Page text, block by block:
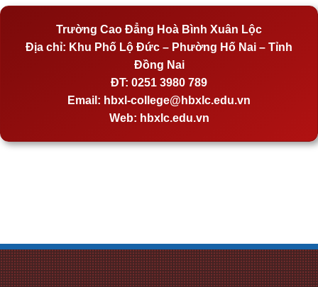
Trường Cao Đẳng Hoà Bình Xuân Lộc
Địa chỉ: Khu Phố Lộ Đức – Phường Hố Nai – Tỉnh
Đồng Nai
ĐT: 0251 3980 789
Email: hbxl-college@hbxlc.edu.vn
Web: hbxlc.edu.vn